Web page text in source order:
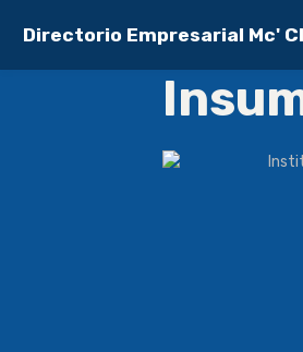
Directorio Empresarial Mc'